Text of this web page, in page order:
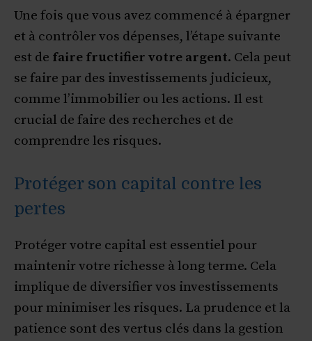
Une fois que vous avez commencé à épargner
et à contrôler vos dépenses, l’étape suivante
est de faire fructifier votre argent. Cela peut
se faire par des investissements judicieux,
comme l’immobilier ou les actions. Il est
crucial de faire des recherches et de
comprendre les risques.
Protéger son capital contre les
pertes
Protéger votre capital est essentiel pour
maintenir votre richesse à long terme. Cela
implique de diversifier vos investissements
pour minimiser les risques. La prudence et la
patience sont des vertus clés dans la gestion